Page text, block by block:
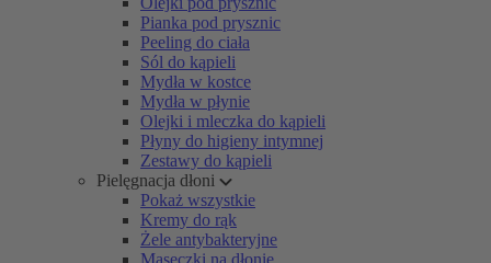
Pianka pod prysznic
Peeling do ciała
Sól do kąpieli
Mydła w kostce
Mydła w płynie
Olejki i mleczka do kąpieli
Płyny do higieny intymnej
Zestawy do kąpieli
Pielęgnacja dłoni
Pokaż wszystkie
Kremy do rąk
Żele antybakteryjne
Maseczki na dłonie